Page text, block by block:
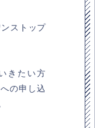
ストップ
きたい方
の申し込